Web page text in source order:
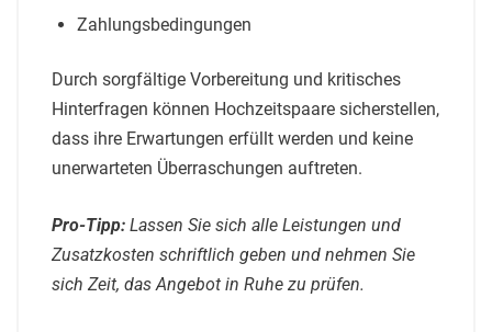
Zahlungsbedingungen
Durch sorgfältige Vorbereitung und kritisches
Hinterfragen können Hochzeitspaare sicherstellen,
dass ihre Erwartungen erfüllt werden und keine
unerwarteten Überraschungen auftreten.
Pro-Tipp: Lassen Sie sich alle Leistungen und
Zusatzkosten schriftlich geben und nehmen Sie
sich Zeit, das Angebot in Ruhe zu prüfen.